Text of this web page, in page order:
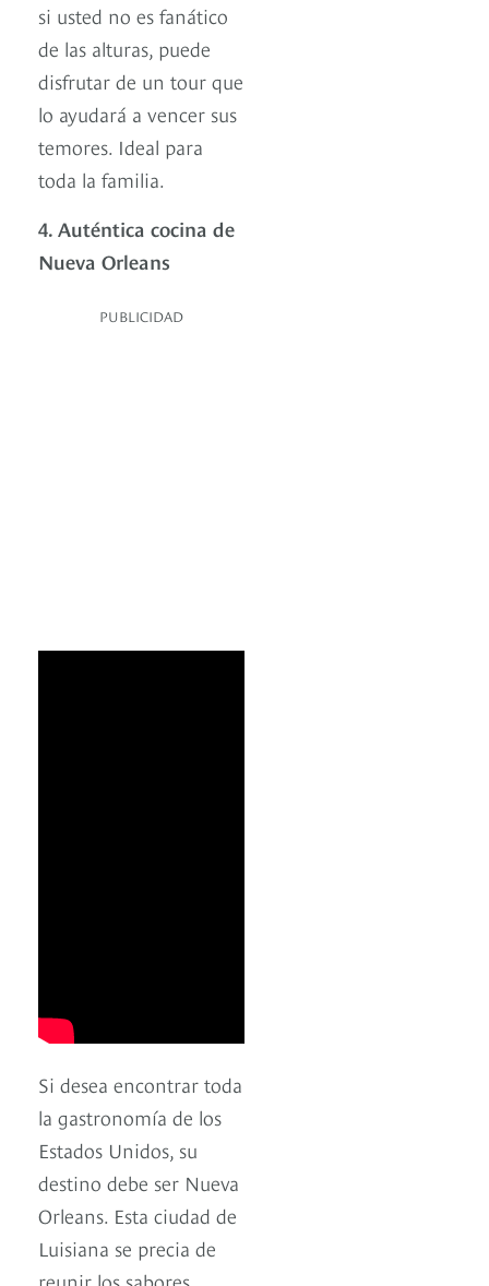
si usted no es fanático
de las alturas, puede
disfrutar de un tour que
lo ayudará a vencer sus
temores. Ideal para
toda la familia.
4. Auténtica cocina de
Nueva Orleans
PUBLICIDAD
Si desea encontrar toda
la gastronomía de los
Estados Unidos, su
destino debe ser Nueva
Orleans. Esta ciudad de
Luisiana se precia de
reunir los sabores